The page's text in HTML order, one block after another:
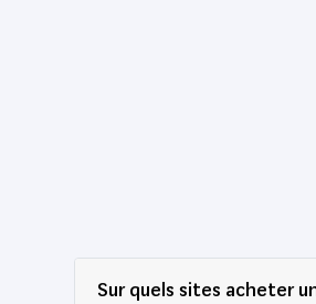
Kingston 49
Koch Média 156
Sur quels sites acheter